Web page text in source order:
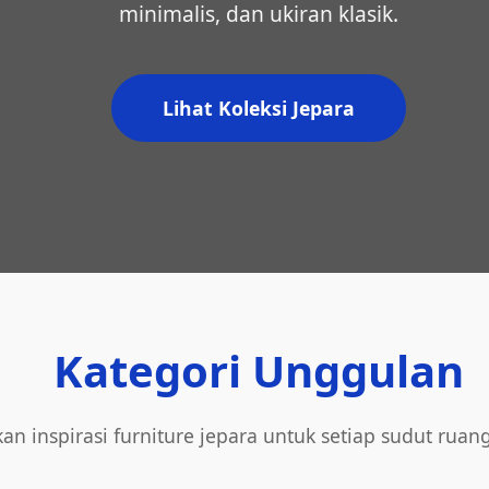
minimalis, dan ukiran klasik.
Lihat Koleksi Jepara
Kategori Unggulan
inspirasi furniture jepara untuk setiap sudut